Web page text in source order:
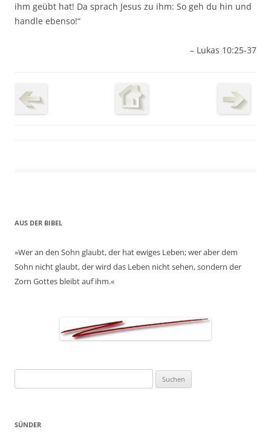
ihm geübt hat! Da sprach Jesus zu ihm: So geh du hin und
handle ebenso!“
– Lukas 10:25-37
AUS DER BIBEL
»Wer an den Sohn glaubt, der hat ewiges Leben; wer aber dem
Sohn nicht glaubt, der wird das Leben nicht sehen, sondern der
Zorn Gottes bleibt auf ihm.«
nach:
SÜNDER